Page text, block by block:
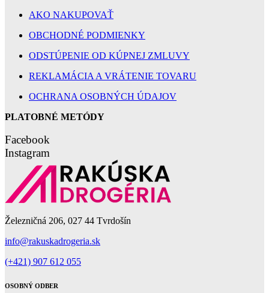
AKO NAKUPOVAŤ
OBCHODNÉ PODMIENKY
ODSTÚPENIE OD KÚPNEJ ZMLUVY
REKLAMÁCIA A VRÁTENIE TOVARU
OCHRANA OSOBNÝCH ÚDAJOV
PLATOBNÉ METÓDY
Facebook
Instagram
Železničná 206, 027 44 Tvrdošín
info@rakuskadrogeria.sk
(+421) 907 612 055
OSOBNÝ ODBER